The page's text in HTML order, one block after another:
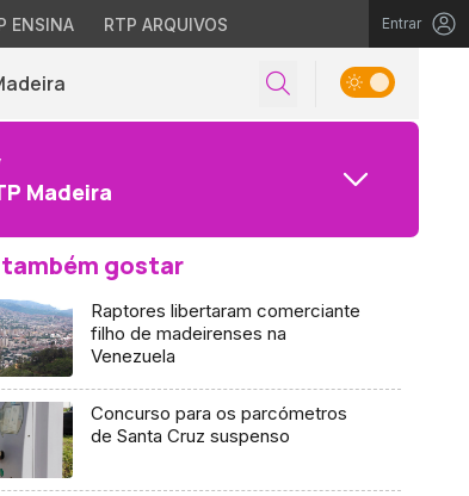
ENSINA RTP ARQUIVOS Entrar
Madeira
gostar
Raptores libertaram comerciante
filho de madeirenses na
Venezuela
Concurso para os parcómetros
de Santa Cruz suspenso